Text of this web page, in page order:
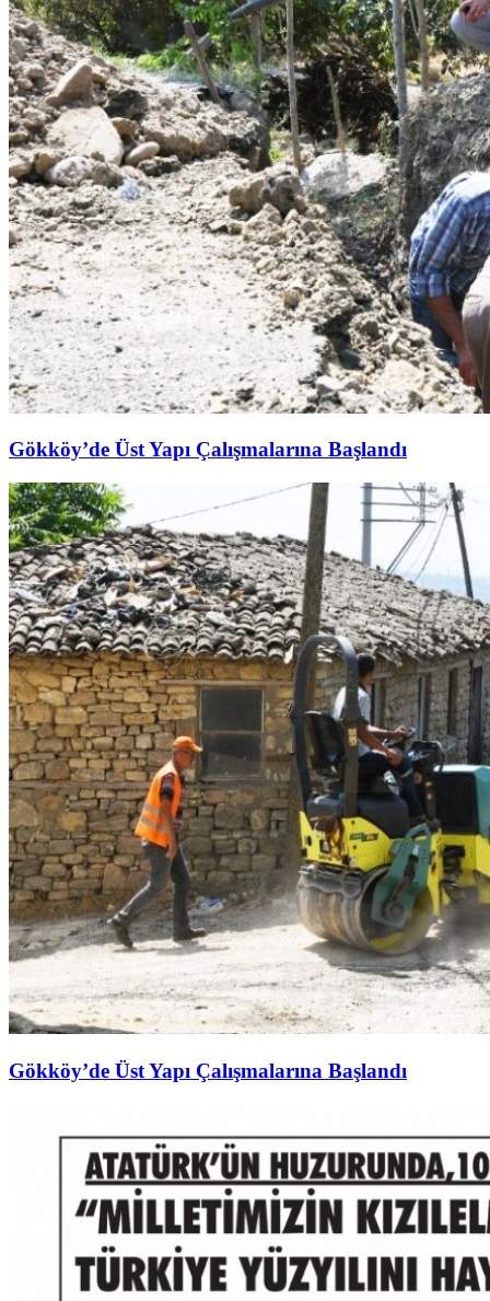
Gökköy’de Üst Yapı Çalışmalarına Başlandı
Gökköy’de Üst Yapı Çalışmalarına Başlandı